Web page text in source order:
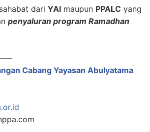
dari YAI maupun PPALC yang
penyaluran program Ramadhan
Cabang Yayasan Abulyatama